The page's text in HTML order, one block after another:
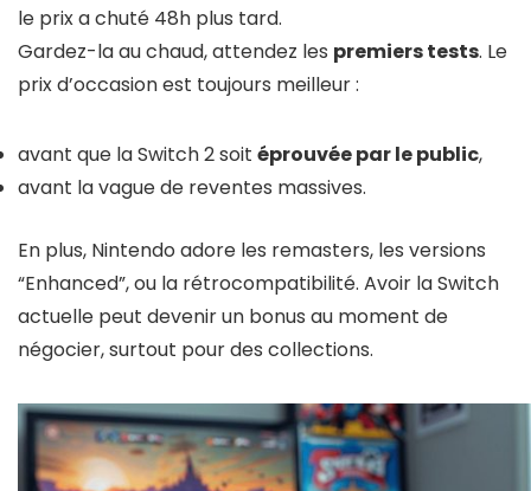
le prix a chuté 48h plus tard.
Gardez-la au chaud, attendez les premiers tests. Le
prix d’occasion est toujours meilleur :
avant que la Switch 2 soit éprouvée par le public,
avant la vague de reventes massives.
En plus, Nintendo adore les remasters, les versions
“Enhanced”, ou la rétrocompatibilité. Avoir la Switch
actuelle peut devenir un bonus au moment de
négocier, surtout pour des collections.